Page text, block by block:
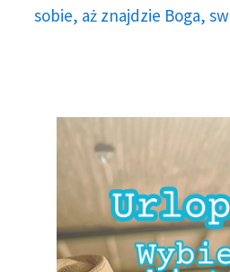
sobie, aż znajdzie Boga,